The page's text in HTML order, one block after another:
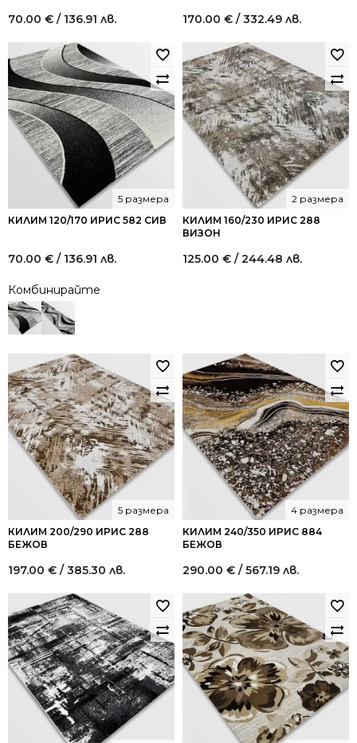
70.00 € / 136.91 лв. 170.00 € / 332.49 лв.
КИЛИМ 120/170 ИРИС 582 СИВ
5 размера
70.00 € / 136.91 лв.
Комбинирайте
КИЛИМ 160/230 ИРИС 288
ВИЗОН
2 размера
125.00 € / 244.48 лв.
КИЛИМ 200/290 ИРИС 288
БЕЖОВ
5 размера
197.00 € / 385.30 лв.
КИЛИМ 240/350 ИРИС 884
БЕЖОВ
4 размера
290.00 € / 567.19 лв.